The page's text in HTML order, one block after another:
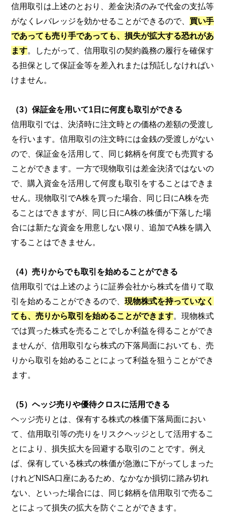
信用取引は上述のとおり、差金決済のみで代金の支払等
がなくレバレッジを効かせることができるので、 買い手
であっても売り手であっても、損失が拡大する恐れがあ
ます。したがって、信用取引の契約義務の履行を確保す
る担保として保証金等を差入れまたは預託しなければい
けません。
（3）保証金を用いて1日に何度も取引ができる
信用取引では、決済時に注文時との価格の差額の受渡し
を行います。信用取引の注文時には金銭の受渡しがない
ので、保証金を活用して、同じ銘柄を何度でも売買する
ことができます。一方で現物取引は差金決済ではないの
で、購入資金を活用して何度も取引をすることはできま
せん。現物取引でA株を買った場合、同じ日にA株を売
ることはできますが、同じ日にA株の株価が下落した場
合には新たな資金を用意しない限り、追加でA株を購入
することはできません。
（4）売りからでも取引を始めることができる
信用取引では上述のように証券会社から株式を借りて取
引を始めることができるので、現物株式を持っていなく
ても、売りから取引を始めることができます。現物株式
では買った株式を売ることでしか利益を得ることができ
ませんが、信用取引なら株式の下落局面においても、売
りから取引を始めることによって利益を狙うことができ
ます。
（5）ヘッジ売りや優待クロスに活用できる
ヘッジ売りとは、保有する株式の株価下落局面におい
て、信用取引等の売りをリスクヘッジとして活用するこ
とにより、損失拡大を回避する取引のことです。例え
ば、保有している株式の株価が急激に下がってしまった
けれどNISA口座にあるため、なかなか損切に踏み切れ
ない、といった場合には、同じ銘柄を信用取引で売るこ
とによって損失の拡大を防ぐことができます。